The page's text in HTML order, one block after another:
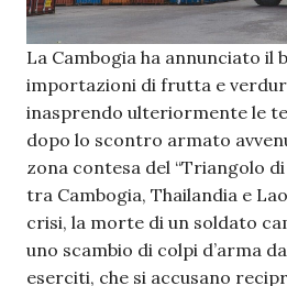
La Cambogia ha annunciato il
importazioni di frutta e
inasprendo ulteriormente le
dopo lo scontro armato
zona contesa del “Triangolo
tra Cambogia, Thailandia e
crisi, la morte di un soldato
uno scambio di colpi d’arma
eserciti, che si accusano